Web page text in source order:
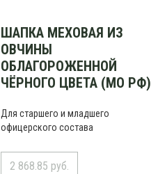
ШАПКА МЕХОВАЯ ИЗ
ОВЧИНЫ
ОБЛАГОРОЖЕННОЙ
ЧЁРНОГО ЦВЕТА (МО РФ)
Для старшего и младшего
офицерского состава
2 868.85 руб.